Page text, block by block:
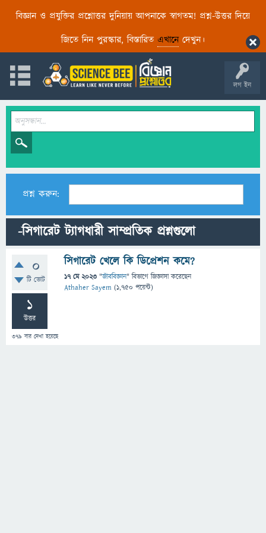
বিজ্ঞান ও প্রযুক্তির প্রশ্নোত্তর দুনিয়ায় আপনাকে স্বাগতম! প্রশ্ন-উত্তর দিয়ে
জিতে নিন পুরস্কার, বিস্তারিত এখানেদেখুন।
লগ ইন
প্রশ্ন করুন:
-সিগারেট ট্যাগধারী সাম্প্রতিক প্রশ্নগুলো
0
টি ভোট
1
উত্তর
379 বার দেখা হয়েছে
সিগারেট খেলে কি ডিপ্রেশন কমে?
17 মে 2023 "জীববিজ্ঞান" বিভাগে জিজ্ঞাসাকরেছেন
Athaher Sayem (1,750 পয়েন্ট)